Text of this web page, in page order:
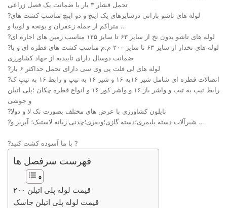
تحمل فشار ۳ بار با ضمانت یک فصل زراعی
?لوله های تاشو بارانی درسایزهای یک اینچ و دو اینچ مناسب کشت های
متراکم از جمله زعفران و یونجه و لوبیا و …
?لوله های تاشو بدون نخ از سایز ۶۳ تا سایز ۱۲۵ مناسب زمین های اجاره ای
?لوله های نخدار از سایز ۶۳ تا سایز ۲۰۰ م.م مناسب کشت های قطره ای و با
ضمانت دوسال دارای تاییدیه از جهاد کشاورزی
?لوله های لی فلت پی وی سی دارای تحمل حداکثر ۶ بار
?اتصالات قطره ای شامل شیر ۱۶به ۱۶ و شیر ۱۶ به تیپ و رابط ۱۶ به تیپ ک
رابط تیپ به تیپ و واشر باز ۱۶ و واشر کور ۱۶ و انواع قطره چکان ؛پلی اتیلن
و جوشی
?نایلون کشاورزی با عرض های مختلف بصورت تک لا و دولا
?شیرآلات دسته پلیمری؛دسته گازی؛ویفری؛چدنی زبانه لاستیک؛ آبریز و …
?با ما آسوده کشت کنید ?
فهرست سرفصل ها
قیمت لوله پلی اتیلن ۲۰۰
قیمت لوله پلی اتیلن جاسک